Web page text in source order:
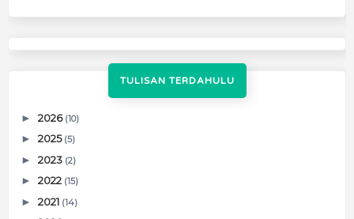
TULISAN TERDAHULU
► 2026 (10)
► 2025 (5)
► 2023 (2)
► 2022 (15)
► 2021 (14)